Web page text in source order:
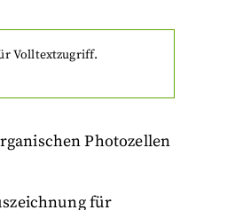
Volltextzugriff.
Photozellen
für